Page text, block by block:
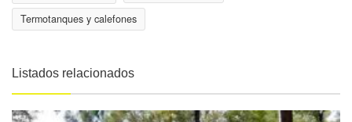
Termotanques y calefones
Listados relacionados